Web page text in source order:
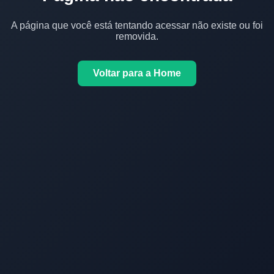
A página que você está tentando acessar não existe ou foi
removida.
Voltar para a Home